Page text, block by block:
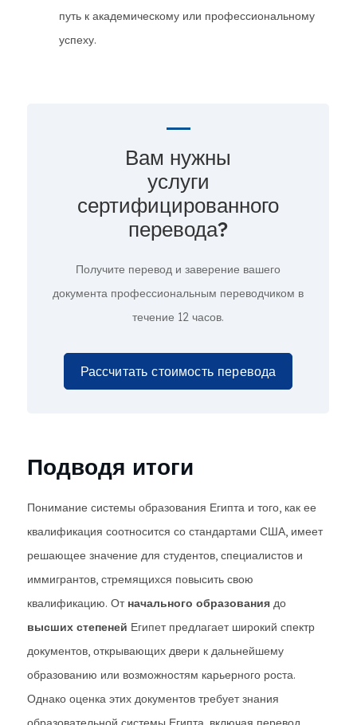
путь к академическому или профессиональному
успеху.
Вам нужны
услуги
сертифицированного
перевода?
Получите перевод и заверение вашего
документа профессиональным переводчиком в
течение 12 часов.
Рассчитать стоимость перевода
Подводя итоги
Понимание системы образования Египта и того, как ее
квалификация соотносится со стандартами США, имеет
решающее значение для студентов, специалистов и
иммигрантов, стремящихся повысить свою
квалификацию. От начального образования до
высших степеней Египет предлагает широкий спектр
документов, открывающих двери к дальнейшему
образованию или возможностям карьерного роста.
Однако оценка этих документов требует знания